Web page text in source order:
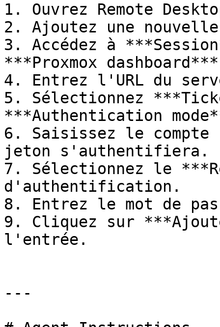
1. Ouvrez Remote
2. Ajoutez une
3. Accédez à
***Proxmox
4. Entrez l'URL du
5. Sélectionnez
***Authentication
6. Saisissez le compte
jeton s'authentifiera.
7. Sélectionnez le
d'authentification.
8. Entrez le mot de
9. Cliquez sur
l'entrée.
---